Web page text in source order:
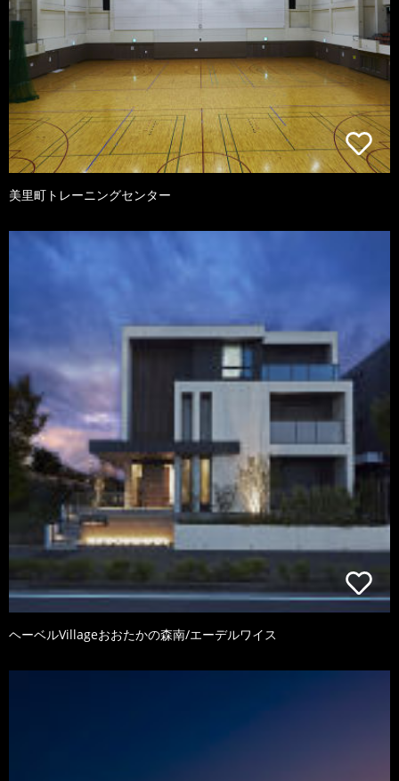
美里町トレーニングセンター
ヘーベルVillageおおたかの森南/エーデルワイス